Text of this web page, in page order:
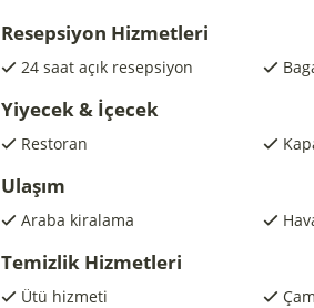
Resepsiyon Hizmetleri
24 saat açık resepsiyon
Yiyecek & İçecek
Restoran
Ulaşım
Araba kiralama
Temizlik Hizmetleri
Ütü hizmeti